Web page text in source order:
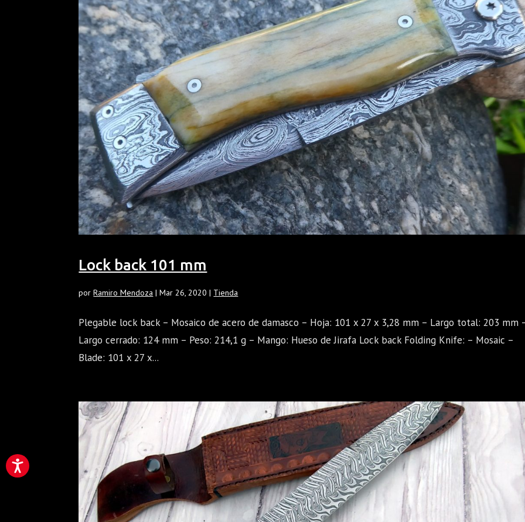
Lock back 101 mm
porRamiro Mendoza |Mar 26, 2020 | Tienda
Plegable lock back – Mosaico de acero de damasco – Hoja: 101 x 27 x 3,28 mm – Largo total: 203 mm
Largo cerrado: 124 mm – Peso: 214,1 g – Mango: Hueso de Jirafa Lock back Folding Knife: – Mosaic –
Blade: 101 x 27 x...